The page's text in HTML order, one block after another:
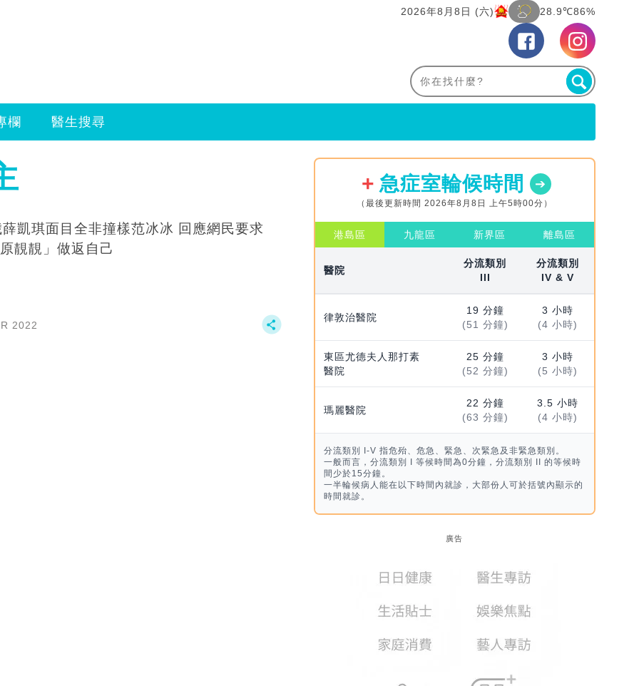
2026年8月8日 (六) 28.9℃86%
欄 醫生搜尋
琪面目全非撞樣范冰冰 回應網民要求
靚靚」做返自己
2022
急症室輪候時間
（最後更新時間 2026年8月8日 上午5時00分）
港島區 九龍區 新界區 離島區
醫院
分流類別
III
分流類別
IV & V
律敦治醫院
19 分鐘
(51 分鐘)
3 小時
(4 小時)
東區尤德夫人那打素
醫院
25 分鐘
(52 分鐘)
3 小時
(5 小時)
瑪麗醫院
22 分鐘
(63 分鐘)
3.5 小時
(4 小時)
分流類別 I-V 指危殆、危急、緊急、次緊急及非緊急類別。
一般而言，分流類別 I 等候時間為0分鐘，分流類別 II 的等候時
間少於15分鐘。
一半輪候病人能在以下時間內就診，大部份人可於括號內顯示的
時間就診。
廣告